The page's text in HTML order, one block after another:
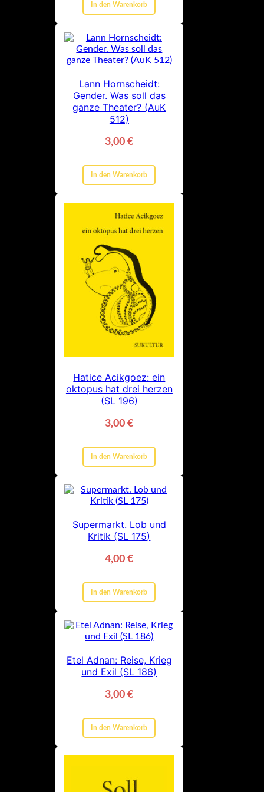
In den Warenkorb
Lann Hornscheidt:
Gender. Was soll das
ganze Theater? (AuK
512)
3,00€
In den Warenkorb
Hatice Acikgoez: ein
oktopus hat drei herzen
(SL 196)
3,00€
In den Warenkorb
Supermarkt. Lob und
Kritik (SL 175)
4,00€
In den Warenkorb
Etel Adnan: Reise, Krieg
und Exil (SL 186)
3,00€
In den Warenkorb